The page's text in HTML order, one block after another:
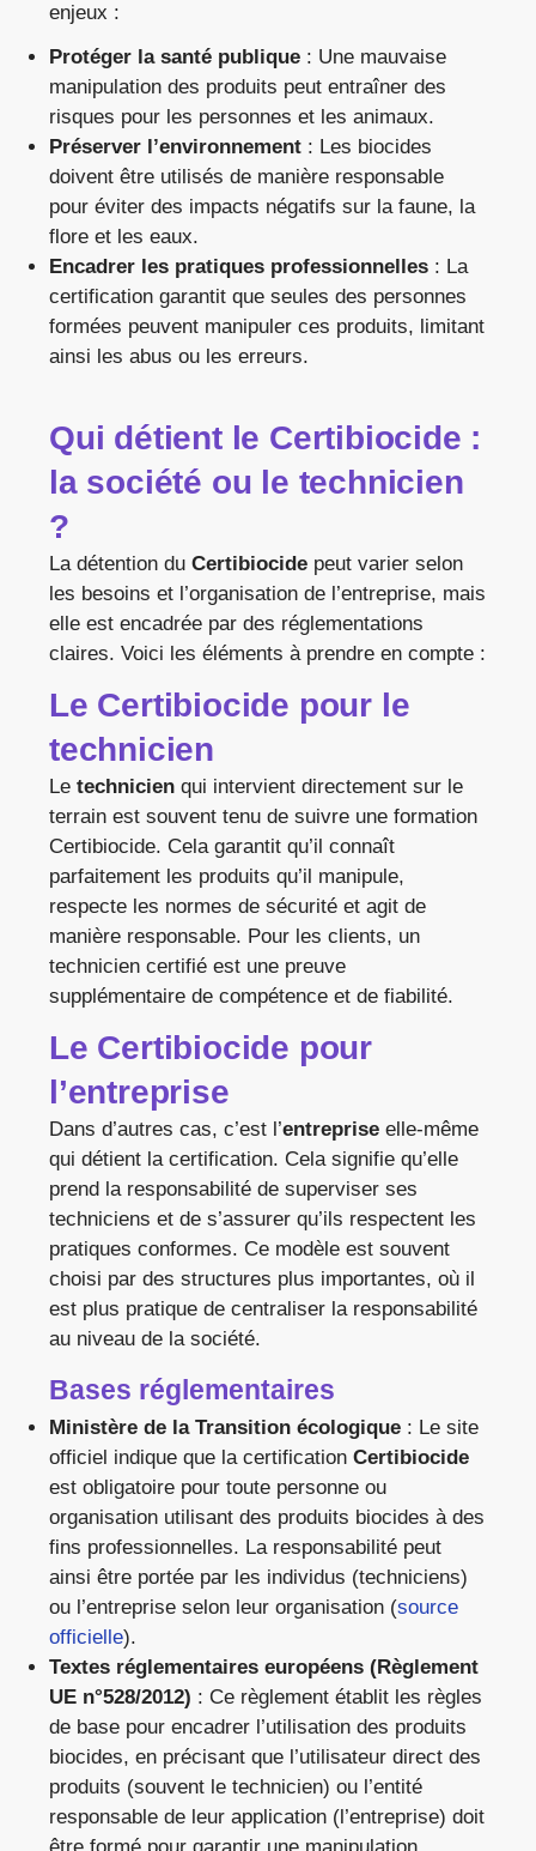
enjeux :
Protéger la santé publique : Une mauvaise
manipulation des produits peut entraîner des
risques pour les personnes et les animaux.
Préserver l’environnement : Les biocides
doivent être utilisés de manière responsable
pour éviter des impacts négatifs sur la faune, la
flore et les eaux.
Encadrer les pratiques professionnelles : La
certification garantit que seules des personnes
formées peuvent manipuler ces produits, limitant
ainsi les abus ou les erreurs.
Qui détient le Certibiocide :
la société ou le technicien
?
La détention du Certibiocide peut varier selon
les besoins et l’organisation de l’entreprise, mais
elle est encadrée par des réglementations
claires. Voici les éléments à prendre en compte :
Le Certibiocide pour le
technicien
Le technicien qui intervient directement sur le
terrain est souvent tenu de suivre une formation
Certibiocide. Cela garantit qu’il connaît
parfaitement les produits qu’il manipule,
respecte les normes de sécurité et agit de
manière responsable. Pour les clients, un
technicien certifié est une preuve
supplémentaire de compétence et de fiabilité.
Le Certibiocide pour
l’entreprise
Dans d’autres cas, c’est l’entreprise elle-même
qui détient la certification. Cela signifie qu’elle
prend la responsabilité de superviser ses
techniciens et de s’assurer qu’ils respectent les
pratiques conformes. Ce modèle est souvent
choisi par des structures plus importantes, où il
est plus pratique de centraliser la responsabilité
au niveau de la société.
Bases réglementaires
Ministère de la Transition écologique : Le site
officiel indique que la certification Certibiocide
est obligatoire pour toute personne ou
organisation utilisant des produits biocides à des
fins professionnelles. La responsabilité peut
ainsi être portée par les individus (techniciens)
ou l’entreprise selon leur organisation (source
officielle).
Textes réglementaires européens (Règlement
UE n°528/2012) : Ce règlement établit les règles
de base pour encadrer l’utilisation des produits
biocides, en précisant que l’utilisateur direct des
produits (souvent le technicien) ou l’entité
responsable de leur application (l’entreprise) doit